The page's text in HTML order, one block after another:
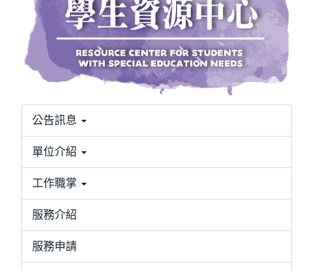
公告訊息
單位介紹
工作職掌
服務介紹
服務申請